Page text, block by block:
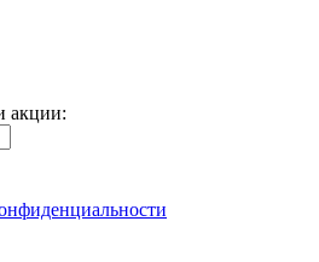
акции: